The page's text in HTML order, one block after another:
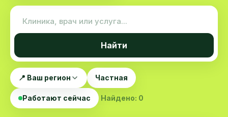
Найти
📍 Ваш регион Частная
Работают сейчас Найдено: 0